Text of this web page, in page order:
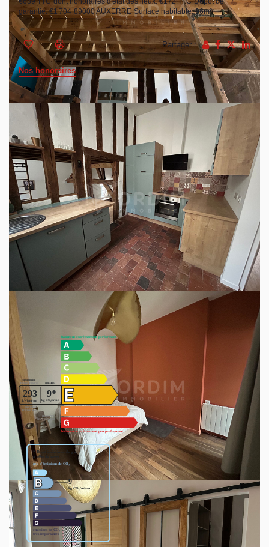
garantie: €1 704 89000 AUXERRE Surface habitable: 96m²
Partager :
Nos honoraires
AUXERRE, quartier de la Marine jolie maison de caractère
meublée F3 de 96 m² en surface privative.
Entrée, cuisine aménagée et équipée, belle pièce de vie
avec poêle à granules, mezzanine 2 chambres dont une
avec dressing, salle d'eau, toilette, une pièce pouvant
servir de bureau.
Un sous-sol avec vinée de 26 m², , une cave, toilette,
buanderie.
Garage avec porte motorisée.
Cour arborée et clos de mur.
A voir !
Diagnostics énergétiques